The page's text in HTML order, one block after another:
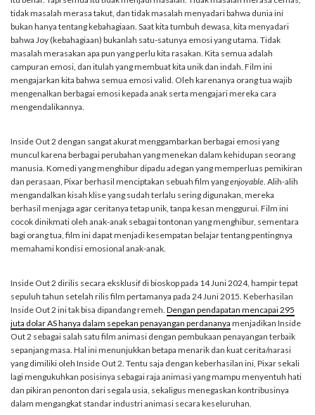
tidak masalah merasa takut, dan tidak masalah menyadari bahwa dunia ini
bukan hanya tentang kebahagiaan. Saat kita tumbuh dewasa, kita menyadari
bahwa Joy (kebahagiaan) bukanlah satu-satunya emosi yang utama. Tidak
masalah merasakan apa pun yang perlu kita rasakan. Kita semua adalah
campuran emosi, dan itulah yang membuat kita unik dan indah. Film ini
mengajarkan kita bahwa semua emosi valid. Oleh karenanya orang tua wajib
mengenalkan berbagai emosi kepada anak serta mengajari mereka cara
mengendalikannya.
Inside Out 2 dengan sangat akurat menggambarkan berbagai emosi yang
muncul karena berbagai perubahan yang menekan dalam kehidupan seorang
manusia. Komedi yang menghibur dipadu adegan yang memperluas pemikiran
dan perasaan, Pixar berhasil menciptakan sebuah film yangenjoyable. Alih-alih
mengandalkan kisah klise yang sudah terlalu sering digunakan, mereka
berhasil menjaga agar ceritanya tetap unik, tanpa kesan menggurui. Film ini
cocok dinikmati oleh anak-anak sebagai tontonan yang menghibur, sementara
bagi orang tua, film ini dapat menjadi kesempatan belajar tentang pentingnya
memahami kondisi emosional anak-anak.
Inside Out 2 dirilis secara eksklusif di bioskop pada 14 Juni 2024, hampir tepat
sepuluh tahun setelah rilis film pertamanya pada 24 Juni 2015. Keberhasilan
Inside Out 2 ini tak bisa dipandang remeh. Dengan pendapatan mencapai 295
juta dolar AS hanya dalam sepekan penayangan perdananya menjadikan Inside
Out 2 sebagai salah satu film animasi dengan pembukaan penayangan terbaik
sepanjang masa. Hal ini menunjukkan betapa menarik dan kuat cerita/narasi
yang dimiliki oleh Inside Out 2. Tentu saja dengan keberhasilan ini, Pixar sekali
lagi mengukuhkan posisinya sebagai raja animasi yang mampu menyentuh hati
dan pikiran penonton dari segala usia, sekaligus menegaskan kontribusinya
dalam mengangkat standar industri animasi secara keseluruhan.